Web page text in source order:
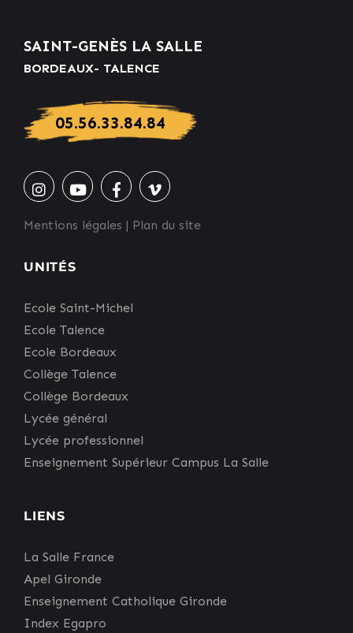
SAINT-GENÈS LA SALLE
BORDEAUX- TALENCE
05.56.33.84.84
Mentions légales | Plan du site
UNITÉS
Ecole Saint-Michel
Ecole Talence
Ecole Bordeaux
Collège Talence
Collège Bordeaux
Lycée général
Lycée professionnel
Enseignement Supérieur Campus La Salle
LIENS
La Salle France
Apel Gironde
Enseignement Catholique Gironde
Index Egapro